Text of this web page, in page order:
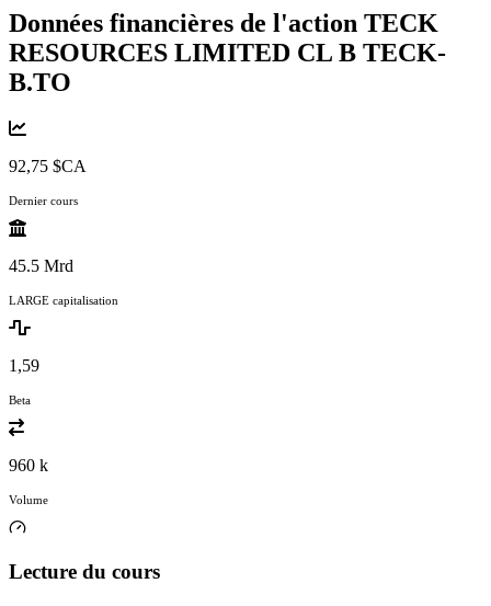
Données financières de l'action TECK
RESOURCES LIMITED CL B TECK-
B.TO
92,75 $CA
Dernier cours
45.5 Mrd
LARGE capitalisation
1,59
Beta
960 k
Volume
Lecture du cours